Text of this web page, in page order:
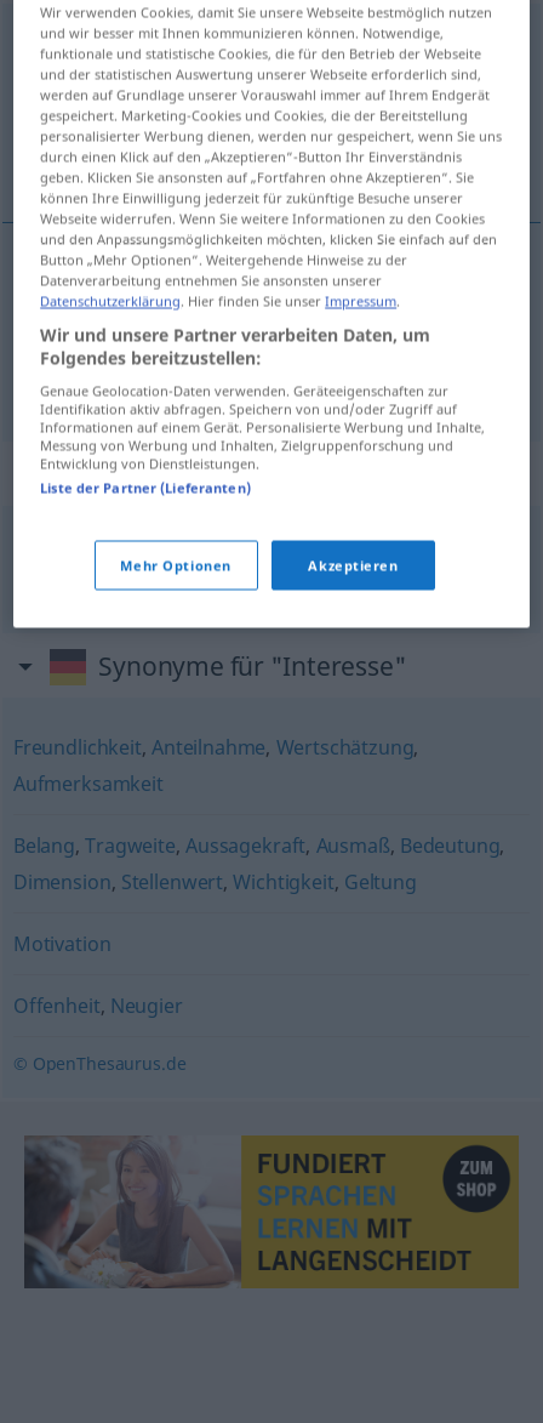
Interessen <-s;-n>
Übersicht aller Übersetzungen
(Für mehr Details die Übersetzung anklicken/antippen)
zájem, interes
zájemm Interesse
interesm Interesse UMG
Beispielsätze für "Interesse"
zájmu veřejnosti
Synonyme für "Interesse"
Freundlichkeit, Anteilnahme, Wertschätzung,
Aufmerksamkeit
Belang,Tragweite,Aussagekraft, Ausmaß, Bedeutung,
Dimension, Stellenwert,Wichtigkeit, Geltung
Motivation
Offenheit, Neugier
© OpenThesaurus.de
Wir verwenden Cookies, damit Sie unsere Webseite bestmöglich nutzen
und wir besser mit Ihnen kommunizieren können. Notwendige,
funktionale und statistische Cookies, die für den Betrieb der Webseite
und der statistischen Auswertung unserer Webseite erforderlich sind,
werden auf Grundlage unserer Vorauswahl immer auf Ihrem Endgerät
gespeichert. Marketing-Cookies und Cookies, die der Bereitstellung
personalisierter Werbung dienen, werden nur gespeichert, wenn Sie uns
durch einen Klick auf den „Akzeptieren“-Button Ihr Einverständnis
geben. Klicken Sie ansonsten auf „Fortfahren ohne Akzeptieren“. Sie
können Ihre Einwilligung jederzeit für zukünftige Besuche unserer
Webseite widerrufen. Wenn Sie weitere Informationen zu den Cookies
und den Anpassungsmöglichkeiten möchten, klicken Sie einfach auf den
Button „Mehr Optionen“. Weitergehende Hinweise zu der
Datenverarbeitung entnehmen Sie ansonsten unserer
Datenschutzerklärung . Hier finden Sie unserImpressum
Wir und unsere Partner verarbeiten Daten, um
Folgendes bereitzustellen:
Genaue Geolocation-Daten verwenden. Geräteeigenschaften zur
Identifikation aktiv abfragen. Speichern von und/oder Zugriff auf
Informationen auf einem Gerät. Personalisierte Werbung und Inhalte,
Messung von Werbung und Inhalten, Zielgruppenforschung und
Entwicklung von Dienstleistungen.
Liste der Partner (Lieferanten)
Mehr Optionen Akzeptieren